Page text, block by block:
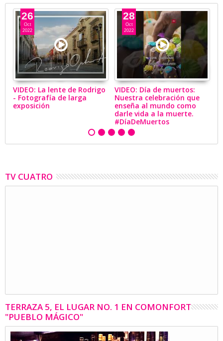
26
Oct
2022
VIDEO: La lente de Rodrigo
- Fotografía de larga
exposición
28
Oct
2022
VIDEO: Día de muertos:
Nuestra celebración que
enseña al mundo como
darle vida a la muerte.
#DíaDeMuertos
TV CUATRO
TERRAZA 5, EL LUGAR NO. 1 EN COMONFORT
"PUEBLO MÁGICO"